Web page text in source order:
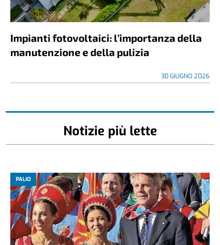
Impianti fotovoltaici: l’importanza della
manutenzione e della pulizia
30 GIUGNO 2026
Notizie più lette
PALIO